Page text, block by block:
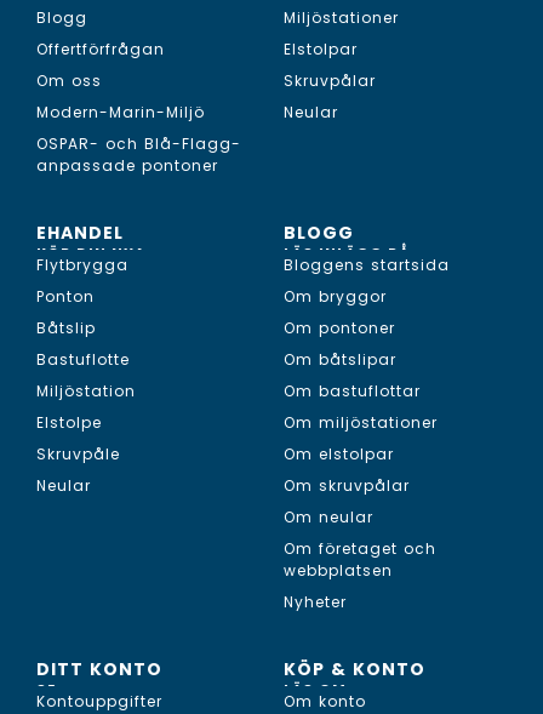
Blogg
Offertförfrågan
Om oss
Modern-Marin-Miljö
OSPAR- och Blå-Flagg-
anpassade pontoner
Miljöstationer
Elstolpar
Skruvpålar
Neular
EHANDEL
KÖP DIN NYA...
Flytbrygga
Ponton
Båtslip
Bastuflotte
Miljöstation
Elstolpe
Skruvpåle
Neular
BLOGG
LÄS INLÄGG PÅ...
Bloggens startsida
Om bryggor
Om pontoner
Om båtslipar
Om bastuflottar
Om miljöstationer
Om elstolpar
Om skruvpålar
Om neular
Om företaget och
webbplatsen
Nyheter
DITT KONTO
SE...
Kontouppgifter
KÖP & KONTO
LÄS OM...
Om konto